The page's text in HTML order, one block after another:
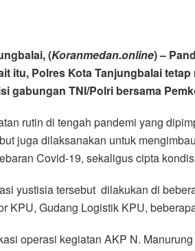
(Koranmedan.online) –
itu, Polres Kota Tanjungbalai
gabungan TNI/Polri bersama
rutin di tengah pandemi yang
juga dilaksanakan untuk
Covid-19, sekaligus cipta
yustisia tersebut dilakukan di
KPU, Gudang Logistik KPU,
operasi kegiatan AKP N.